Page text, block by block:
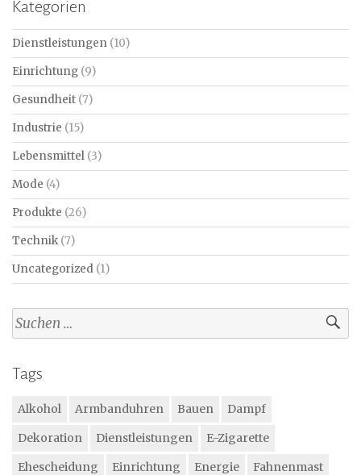
Kategorien
Dienstleistungen (10)
Einrichtung (9)
Gesundheit (7)
Industrie (15)
Lebensmittel (3)
Mode (4)
Produkte (26)
Technik(7)
Uncategorized (1)
Suchen
nach:
Tags
Alkohol Armbanduhren Bauen
Dampf
Dekoration
Dienstleistungen
E-Zigarette
Ehescheidung
Einrichtung Energie
Fahnenmast